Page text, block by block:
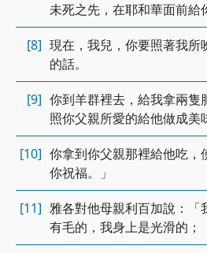
未死之先，在耶和華面前給
[8] 現在，我兒，你要照著我所
的話。
[9] 你到羊群裡去，給我拿兩隻
照你父親所愛的給他做成美
[10] 你拿到你父親那裡給他吃，
你祝福。」
[11] 雅各對他母親利百加說：「
有毛的，我身上是光滑的；